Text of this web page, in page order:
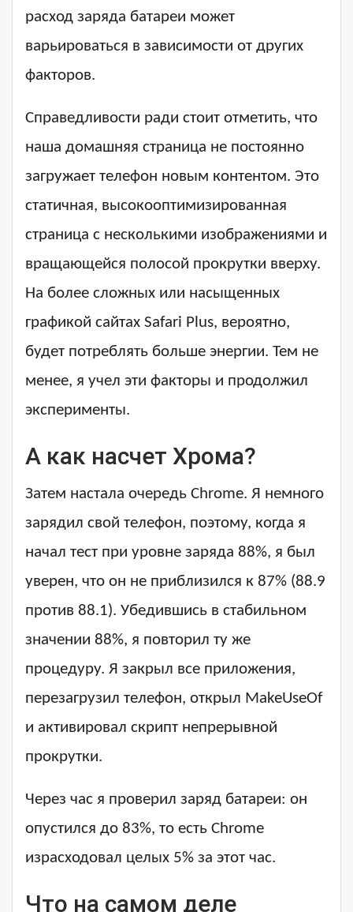
расход заряда батареи может
варьироваться в зависимости от других
факторов.
Справедливости ради стоит отметить, что
наша домашняя страница не постоянно
загружает телефон новым контентом. Это
статичная, высокооптимизированная
страница с несколькими изображениями и
вращающейся полосой прокрутки вверху.
На более сложных или насыщенных
графикой сайтах Safari Plus, вероятно,
будет потреблять больше энергии. Тем не
менее, я учел эти факторы и продолжил
эксперименты.
А как насчет Хрома?
Затем настала очередь Chrome. Я немного
зарядил свой телефон, поэтому, когда я
начал тест при уровне заряда 88%, я был
уверен, что он не приблизился к 87% (88.9
против 88.1). Убедившись в стабильном
значении 88%, я повторил ту же
процедуру. Я закрыл все приложения,
перезагрузил телефон, открыл MakeUseOf
и активировал скрипт непрерывной
прокрутки.
Через час я проверил заряд батареи: он
опустился до 83%, то есть Chrome
израсходовал целых 5% за этот час.
Что на самом деле